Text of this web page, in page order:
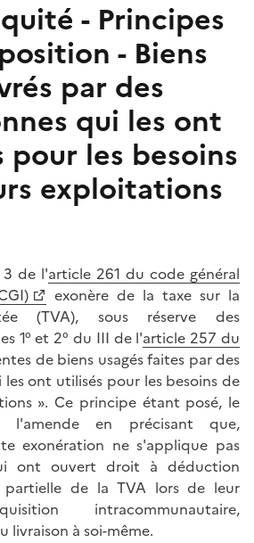
- Principes
- Biens
par des
qui les ont
pour les besoins
exploitations
3 de l'article 261 du code général
exonère de la taxe sur la
(TVA), sous réserve des
1° et 2° du III de l'article 257 du
de biens usagés faites par des
les ont utilisés pour les besoins de
». Ce principe étant posé, le
l'amende en précisant que,
exonération ne s'applique pas
ont ouvert droit à déduction
de la TVA lors de leur
intracommunautaire,
livraison à soi-même.